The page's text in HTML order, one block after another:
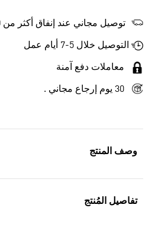
وصف المنتج
تفاصيل المُنتج
توصيل مجاني عند إنفاق أكثر من 400 ر.ق
التوصيل خلال 5-7 أيام عمل
معاملات دفع آمنة